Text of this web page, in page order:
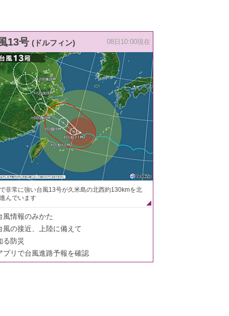
13号 (ドルフィン) 08日10:00現在
非常に強い台風13号が久米島の北西約130kmを北
んでいます
風情報のみかた
風の接近、上陸に備えて
る防災
プリで台風進路予報を確認